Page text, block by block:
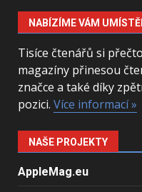
NABÍZÍME VÁM
Tisíce čtenářů si
magazíny přinesou
značce a také díky
pozici. Více informací »
NAŠE PROJEKTY
AppleMag.eu